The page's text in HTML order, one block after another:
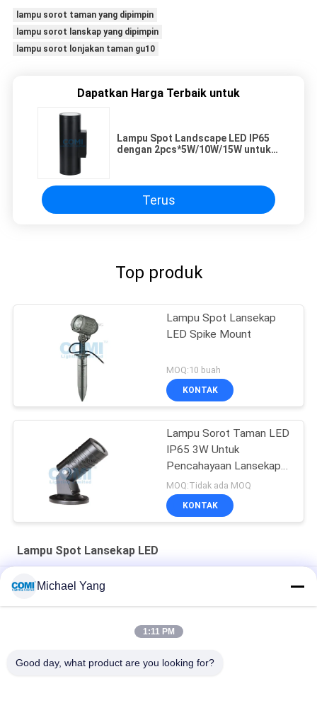
lampu sorot taman yang dipimpin
lampu sorot lanskap yang dipimpin
lampu sorot lonjakan taman gu10
Dapatkan Harga Terbaik untuk
Lampu Spot Landscape LED IP65
dengan 2pcs*5W/10W/15W untuk
Terus
Top produk
Lampu Spot Lansekap
LED Spike Mount
MOQ:10 buah
KONTAK
Lampu Sorot Taman LED
IP65 3W Untuk
Pencahayaan Lansekap
Luar Ruangan Atau
Pencahayaan Dalam
Ruangan
MOQ:Tidak ada MOQ
KONTAK
Lampu Spot Lansekap LED
Lampu Spot Arsitektur LED DMX512 6x3W Mono RGB RGBW
Lampu Sorot Taman DALI TRIAC Peredupan DMX 512 20W Led
Lampu Spot Lansekap LED 24VDC 12x3W CREE IP65 Dengan
Michael Yang
1:11 PM
Good day, what product are you looking for?